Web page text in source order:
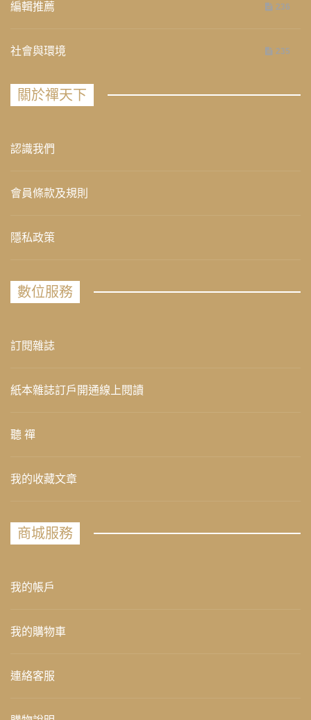
編輯推薦 236
社會與環境 235
關於禪天下
認識我們
會員條款及規則
隱私政策
數位服務
訂閱雜誌
紙本雜誌訂戶開通線上閱讀
聽 禪
我的收藏文章
商城服務
我的帳戶
我的購物車
連絡客服